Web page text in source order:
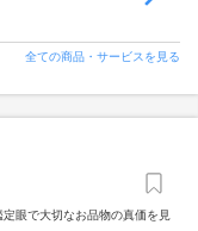
全ての商品・サービスを見る
眼で大切なお品物の真価を見